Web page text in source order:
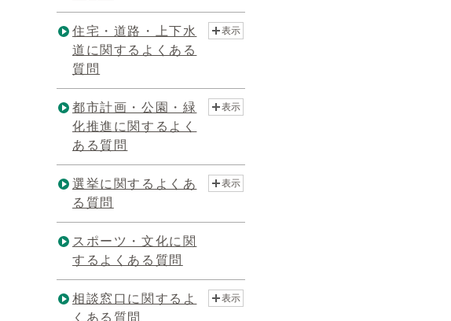
住宅・道路・上下水
道に関するよくある
質問
表示
都市計画・公園・緑
化推進に関するよく
ある質問
表示
選挙に関するよくあ
る質問
表示
スポーツ・文化に関
するよくある質問
相談窓口に関するよ
くある質問
表示